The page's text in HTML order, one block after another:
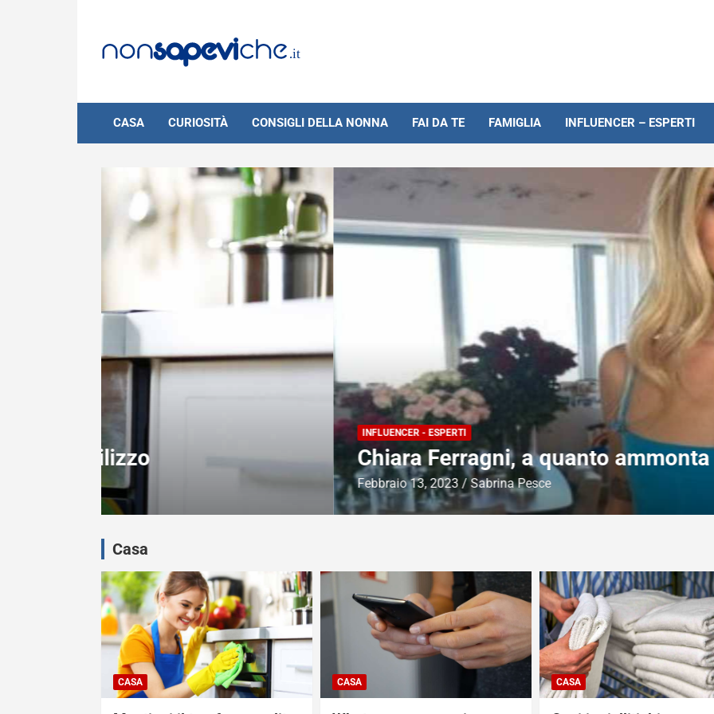
content
CASA CURIOSITÀ CONSIGLI DELLA NONNA FAI DA TE FAMIGLIA INFLUENCER – ESPERTI
Chiara Ferragni, a quanto ammonta il suo impero da
Febbraio 13, 2023
Casa
CASA CASA CASA